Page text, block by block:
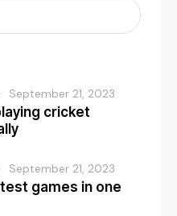
September 21, 2023
cricket
September 21, 2023
games in one